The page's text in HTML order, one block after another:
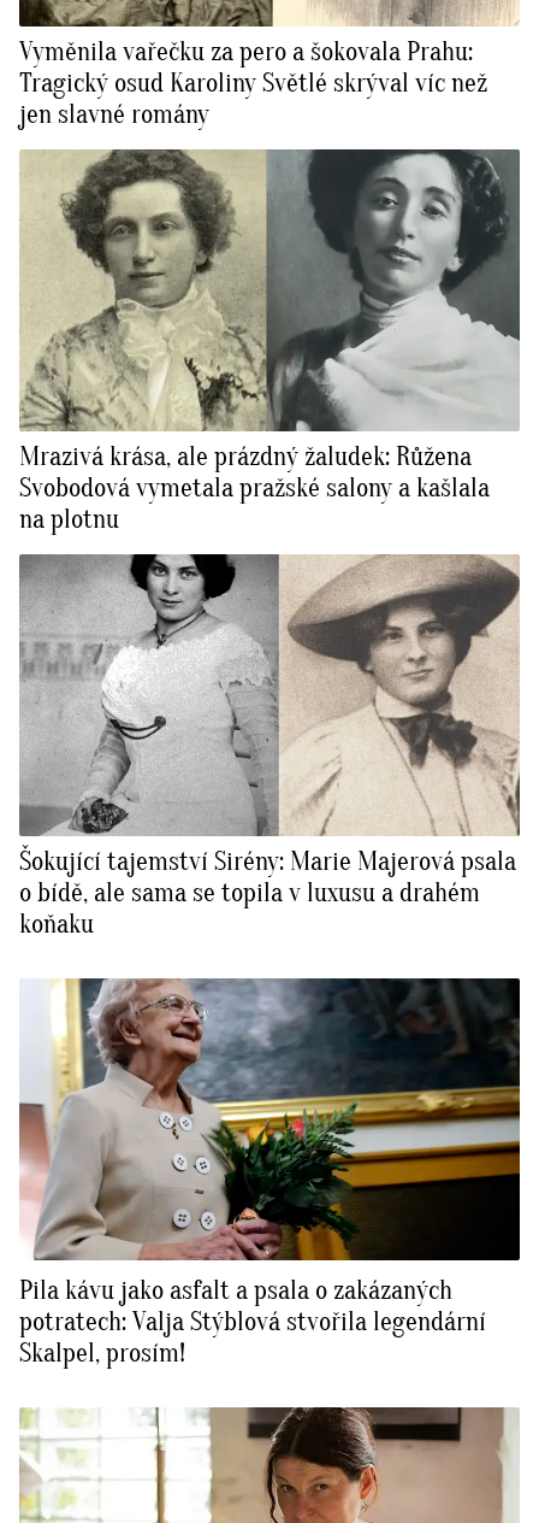
Vyměnila vařečku za pero a šokovala Prahu:
Tragický osud Karoliny Světlé skrýval víc než
jen slavné romány
Mrazivá krása, ale prázdný žaludek: Růžena
Svobodová vymetala pražské salony a kašlala
na plotnu
Šokující tajemství Sirény: Marie Majerová psala
o bídě, ale sama se topila v luxusu a drahém
koňaku
Pila kávu jako asfalt a psala o zakázaných
potratech: Valja Stýblová stvořila legendární
Skalpel, prosím!